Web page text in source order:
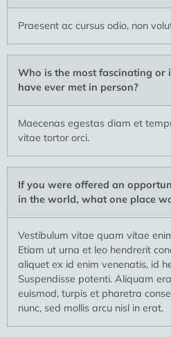
Praesent ac cursus odio, non
Who is the most fascinating or
have ever met in person?
Maecenas egestas diam et
vitae tortor orci.
If you were offered an
in the world, what one place
Vestibulum vitae quam vitae
Etiam ut urna et leo hendrerit
aliquet ex id enim venenatis, id
Suspendisse potenti. Aliquam
euismod, turpis et pharetra
nunc, sed mollis arcu nisl in erat.